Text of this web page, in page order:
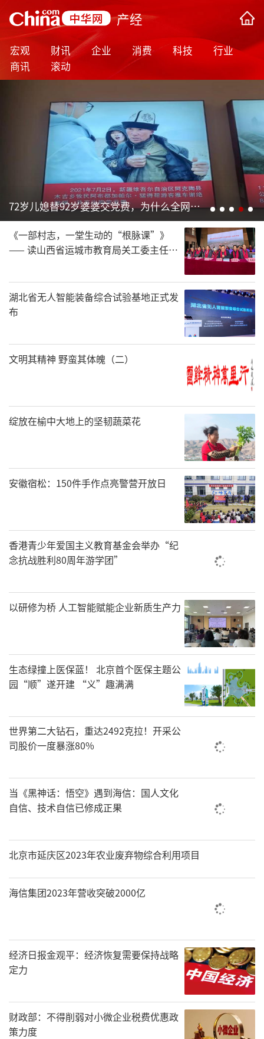
产经
宏观 财讯 企业 消费 科技
行业
商讯
滚动
72岁儿媳替92岁婆婆交党费，为什么全网都在点赞？
《一部村志，一堂生动的“根脉课”》
—— 读山西省运城市教育局关工委主任张
湖北省无人智能装备综合试验基地正式发
布
文明其精神 野蛮其体魄（二）
绽放在榆中大地上的坚韧蔬菜花
安徽宿松：150件手作点亮警营开放日
香港青少年爱国主义教育基金会举办“纪
念抗战胜利80周年游学团”
以研修为桥 人工智能赋能企业新质生产力
生态绿撞上医保蓝！ 北京首个医保主题公
园“顺”遂开建 “义”趣满满
世界第二大钻石，重达2492克拉！开采公
司股价一度暴涨80%
当《黑神话：悟空》遇到海信：国人文化
自信、技术自信已修成正果
北京市延庆区2023年农业废弃物综合利用项目
海信集团2023年营收突破2000亿
经济日报金观平：经济恢复需要保持战略
定力
财政部：不得削弱对小微企业税费优惠政
策力度